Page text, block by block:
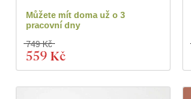
Můžete mít doma už o 3
pracovní dny
559 Kč
749 Kč